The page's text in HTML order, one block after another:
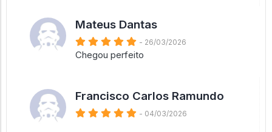
Mateus Dantas
- 26/03/2026
Chegou perfeito
Francisco Carlos Ramundo
- 04/03/2026